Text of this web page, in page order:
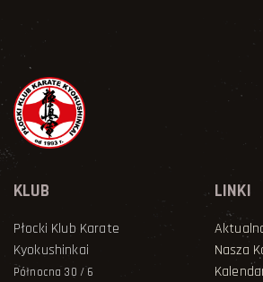
KLUB
Płocki Klub Karate
Kyokushinkai
Północna 30 / 6
LINKI
Nasza